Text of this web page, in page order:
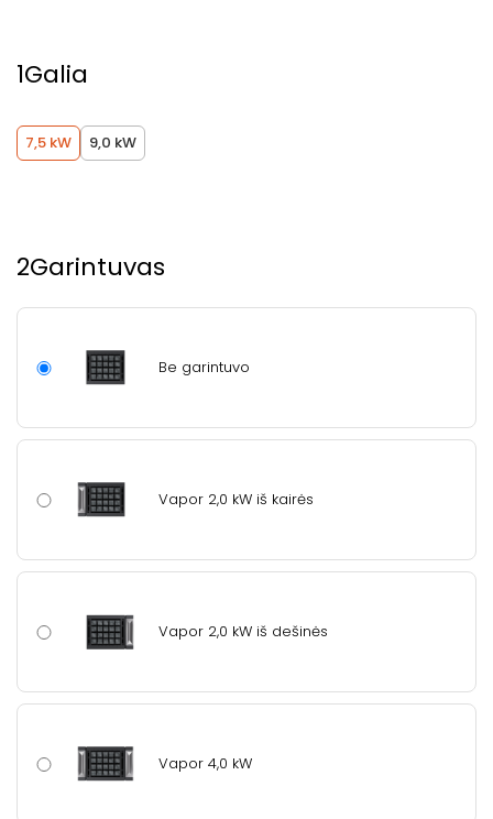
1Galia
7,5 kW 9,0 kW
2Garintuvas
Be garintuvo
Vapor 2,0 kW iš kairės
Vapor 2,0 kW iš dešinės
Vapor 4,0 kW